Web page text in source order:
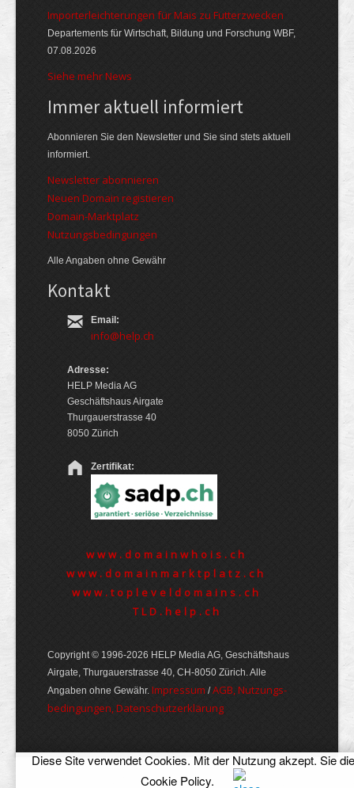
Importerleichterungen für Mais zu Futterzwecken
Departements für Wirtschaft, Bildung und Forschung WBF,
07.08.2026
Siehe mehr News
Immer aktuell informiert
Abonnieren Sie den Newsletter und Sie sind stets aktuell
informiert.
Newsletter abonnieren
Neuen Domain registieren
Domain-Marktplatz
Nutzungsbedingungen
Alle Angaben ohne Gewähr
Kontakt
Email:
info@help.ch
Adresse:
HELP Media AG
Geschäftshaus Airgate
Thurgauerstrasse 40
8050 Zürich
Zertifikat:
www.domainwhois.ch
www.domainmarktplatz.ch
www.topleveldomains.ch
TLD.help.ch
Copyright © 1996-2026 HELP Media AG, Geschäftshaus
Airgate, Thurgauer­strasse 40, CH-8050 Zürich. Alle
Angaben ohne Gewähr. Im­pres­sum /AGB, Nut­zungs­
bedin­gungen, Daten­schutz­er­klärung
Diese Site verwendet Cookies. Mit der Nutzung akzept. Sie die
Cookie Policy.